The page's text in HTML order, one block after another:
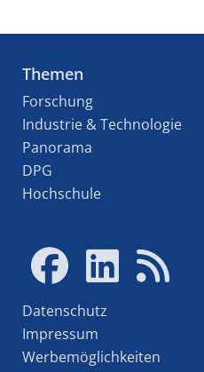
Themen
Forschung
Industrie & Technologie
Panorama
DPG
Hochschule
Datenschutz
Impressum
Werbemöglichkeiten